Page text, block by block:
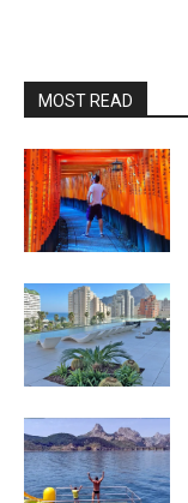
MOST READ